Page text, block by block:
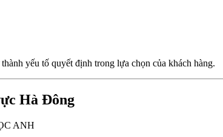
yếu tố quyết định trong lựa chọn của khách hàng.
Hà Đông
ANH